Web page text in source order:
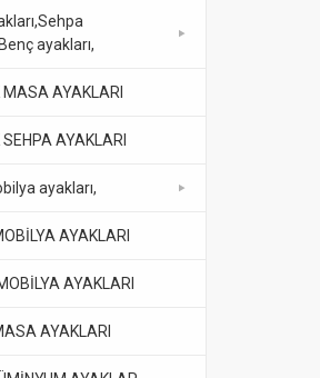
AYAK
ayakları,
AYAKLARI
AYAKLARI
ayakları,
AYAKLARI
AYAKLARI
AYAKLARI